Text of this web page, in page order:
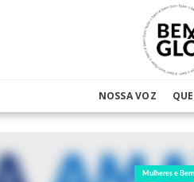
NOSSA VOZ
Mulheres e